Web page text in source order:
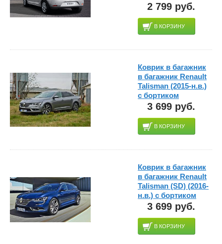
2 799 руб.
В КОРЗИНУ
Коврик в багажник
в багажник Renault
Talisman (2015-н.в.)
с бортиком
3 699 руб.
В КОРЗИНУ
Коврик в багажник
в багажник Renault
Talisman (SD) (2016-
н.в.) с бортиком
3 699 руб.
В КОРЗИНУ